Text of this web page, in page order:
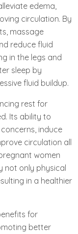
edema,
circulation. By
massage
reduce fluid
in the legs and
sleep by
fluid buildup.
rest for
Its ability to
induce
circulation all
women
not only physical
in a healthier
for
better